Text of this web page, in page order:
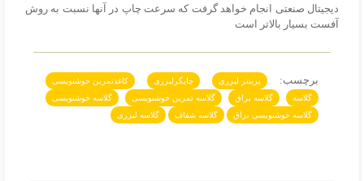
دیجیتال صنعتی انجام خواهد گرفت که سرعت چاپ در آنها نسبت به روش
آفست بسیار بالاتر است
برچسب: پرینتر لیزری چاپگرلیزری
کاغذتمرین خوشنویسی
گلاسه
گلاسه براق گلاسه تمرین خوشنویسی
گلاسه خوشنویسی
گلاسه خوشنویسی براق
گلاسه شفاف گلاسه لیزری